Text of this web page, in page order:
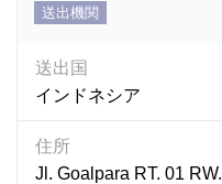
送出機関
送出国
インドネシア
住所
Jl. Goalpara RT. 01